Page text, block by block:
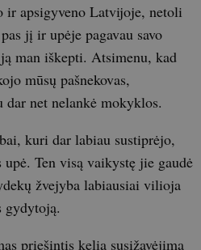
ir apsigyveno Latvijoje, netoli
jį ir upėje pagavau savo
man iškepti. Atsimenu, kad
mūsų pašnekovas,
net nelankė mokyklos.
kuri dar labiau sustiprėjo,
Ten visą vaikystę jie gaudė
žvejyba labiausiai vilioja
gydytoją.
priešintis kelia susižavėjimą